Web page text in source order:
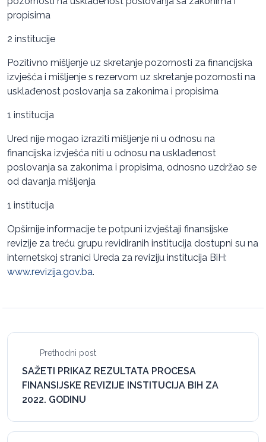
propisima
2 institucije
Pozitivno mišljenje uz skretanje pozornosti za financijska
izvješća i mišljenje s rezervom uz skretanje pozornosti na
usklađenost poslovanja sa zakonima i propisima
1 institucija
Ured nije mogao izraziti mišljenje ni u odnosu na
financijska izvješća niti u odnosu na usklađenost
poslovanja sa zakonima i propisima, odnosno uzdržao se
od davanja mišljenja
1 institucija
Opširnije informacije te potpuni izvještaji finansijske
revizije za treću grupu revidiranih institucija dostupni su na
internetskoj stranici Ureda za reviziju institucija BiH:
www.revizija.gov.ba.
Prethodni post
SAŽETI PRIKAZ REZULTATA PROCESA
FINANSIJSKE REVIZIJE INSTITUCIJA BIH ZA
2022. GODINU